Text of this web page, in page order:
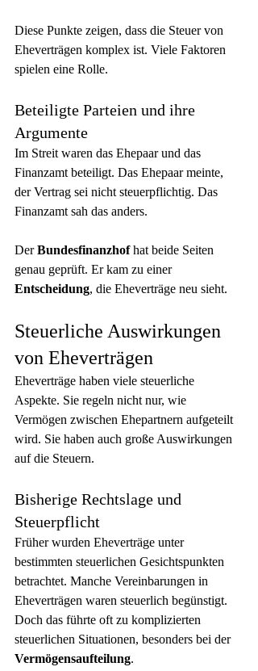
Diese Punkte zeigen, dass die Steuer von
Eheverträgen komplex ist. Viele Faktoren
spielen eine Rolle.
Beteiligte Parteien und ihre
Argumente
Im Streit waren das Ehepaar und das
Finanzamt beteiligt. Das Ehepaar meinte,
der Vertrag sei nicht steuerpflichtig. Das
Finanzamt sah das anders.
Der Bundesfinanzhof hat beide Seiten
genau geprüft. Er kam zu einer
Entscheidung, die Eheverträge neu sieht.
Steuerliche Auswirkungen
von Eheverträgen
Eheverträge haben viele steuerliche
Aspekte. Sie regeln nicht nur, wie
Vermögen zwischen Ehepartnern aufgeteilt
wird. Sie haben auch große Auswirkungen
auf die Steuern.
Bisherige Rechtslage und
Steuerpflicht
Früher wurden Eheverträge unter
bestimmten steuerlichen Gesichtspunkten
betrachtet. Manche Vereinbarungen in
Eheverträgen waren steuerlich begünstigt.
Doch das führte oft zu komplizierten
steuerlichen Situationen, besonders bei der
Vermögensaufteilung.